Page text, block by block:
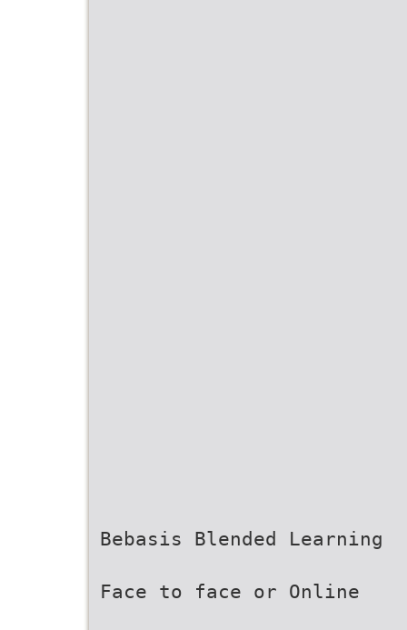
Bebasis Blended Learning
Face to face or Online